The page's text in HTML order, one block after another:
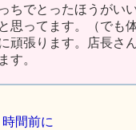
ちでとったほうがい
思ってます。（でも
頑張ります。店長さ
す。
間前に